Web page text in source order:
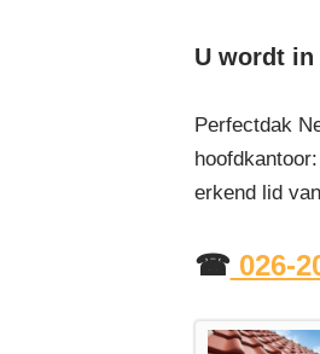
U wordt in
Perfectdak
erkend lid
☎026-